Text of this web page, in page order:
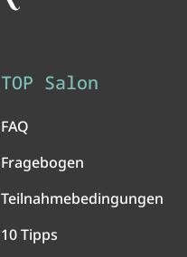
TOP Salon
FAQ
Fragebogen
Teilnahmebedingungen
10 Tipps